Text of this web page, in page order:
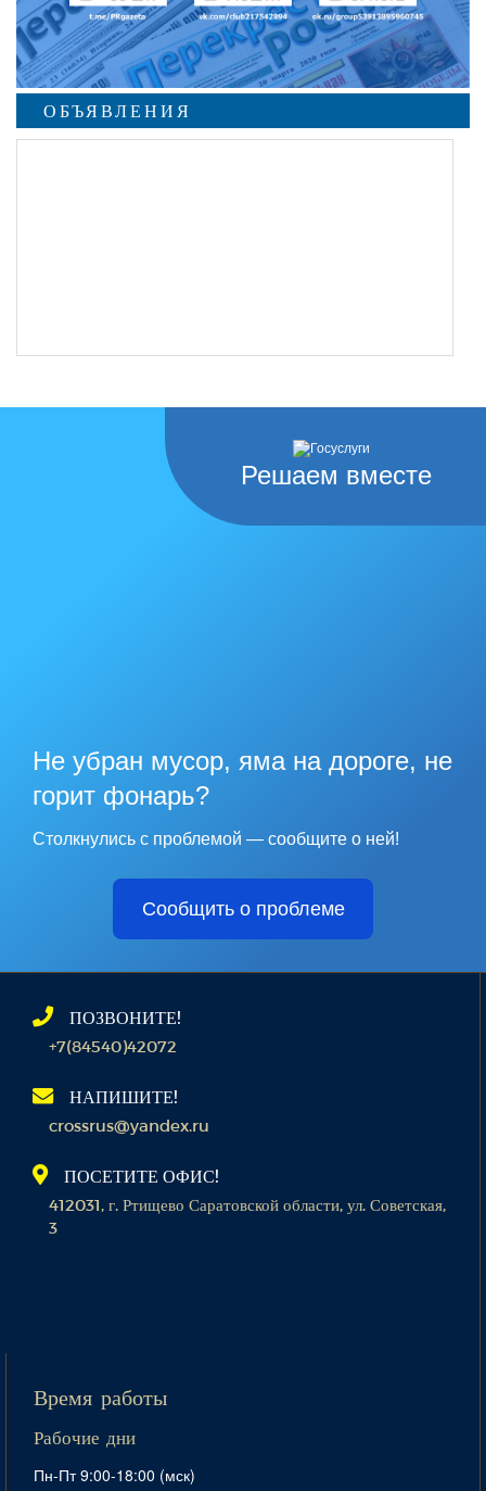
ОБЪЯВЛЕНИЯ
Решаем вместе
Не убран мусор, яма на дороге, не
горит фонарь?
Столкнулись с проблемой — сообщите о ней!
Сообщить о проблеме
ПОЗВОНИТЕ!
+7(84540)42072
НАПИШИТЕ!
crossrus@yandex.ru
ПОСЕТИТЕ ОФИС!
412031, г. Ртищево Саратовской области, ул. Советская,
3
Время работы
Рабочие дни
Пн-Пт 9:00-18:00 (мск)